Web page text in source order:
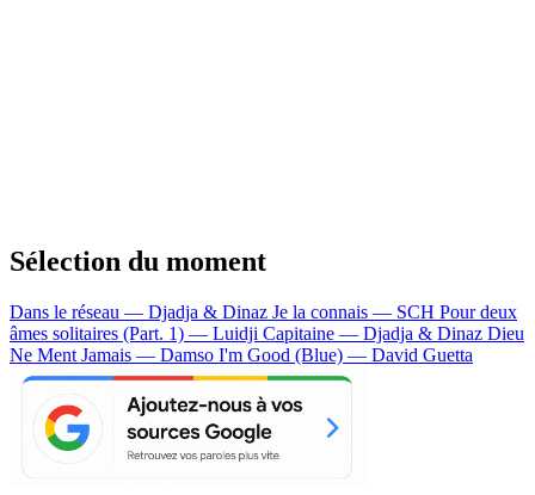
Sélection du moment
Dans le réseau — Djadja & Dinaz Je la connais — SCH Pour deux
âmes solitaires (Part. 1) — Luidji Capitaine — Djadja & Dinaz Dieu
Ne Ment Jamais — Damso I'm Good (Blue) — David Guetta